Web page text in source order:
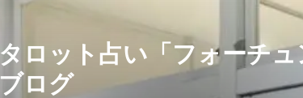
タロット占い「フォーチ
ブログ